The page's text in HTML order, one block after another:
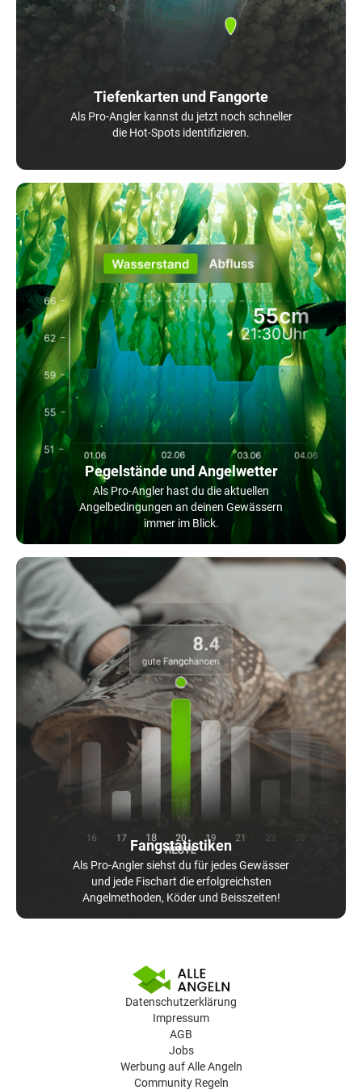
Tiefenkarten und Fangorte
Als Pro-Angler kannst du jetzt noch schneller
die Hot-Spots identifizieren.
Pegelstände und Angelwetter
Als Pro-Angler hast du die aktuellen
Angelbedingungen an deinen Gewässern
immer im Blick.
Fangstatistiken
Als Pro-Angler siehst du für jedes Gewässer
und jede Fischart die erfolgreichsten
Angelmethoden, Köder und Beisszeiten!
Datenschutzerklärung
Impressum
AGB
Jobs
Werbung auf Alle Angeln
Community Regeln